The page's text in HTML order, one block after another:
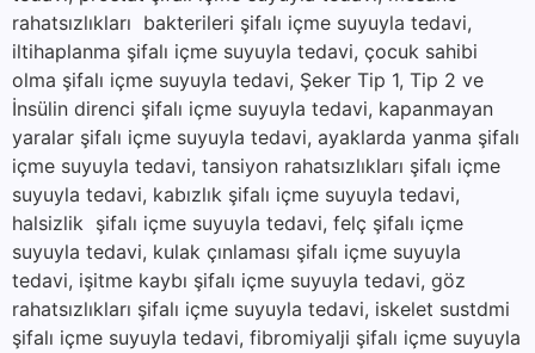
rahatsızlıkları bakterileri şifalı içme suyuyla tedavi,
iltihaplanma şifalı içme suyuyla tedavi, çocuk sahibi
olma şifalı içme suyuyla tedavi, Şeker Tip 1, Tip 2 ve
İnsülin direnci şifalı içme suyuyla tedavi, kapanmayan
yaralar şifalı içme suyuyla tedavi, ayaklarda yanma şifalı
içme suyuyla tedavi, tansiyon rahatsızlıkları şifalı içme
suyuyla tedavi, kabızlık şifalı içme suyuyla tedavi,
halsizlik şifalı içme suyuyla tedavi, felç şifalı içme
suyuyla tedavi, kulak çınlaması şifalı içme suyuyla
tedavi, işitme kaybı şifalı içme suyuyla tedavi, göz
rahatsızlıkları şifalı içme suyuyla tedavi, iskelet sustdmi
şifalı içme suyuyla tedavi, fibromiyalji şifalı içme suyuyla